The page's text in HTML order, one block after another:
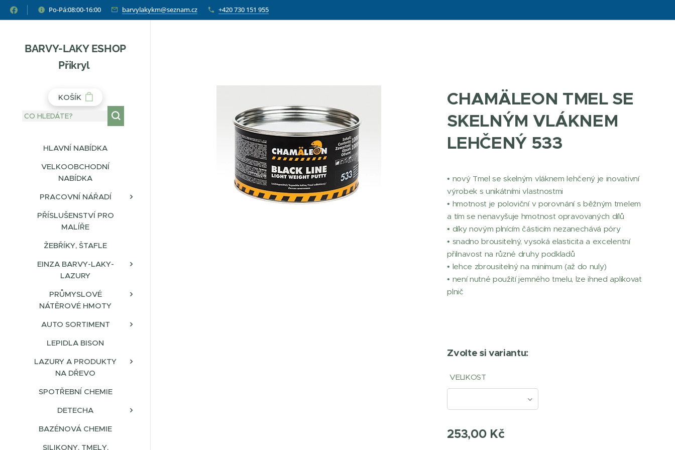
Po-Pá:08:00-16:00 barvylakykm@seznam.cz +420 730 151 955
BARVY-LAKY ESHOP
Přikryl
KOŠÍK
HLAVNÍ NABÍDKA
VELKOOBCHODNÍ
NABÍDKA
PRACOVNÍ NÁŘADÍ
PŘÍSLUŠENSTVÍ PRO
MALÍŘE
ŽEBŘÍKY, ŠTAFLE
EINZA BARVY-LAKY-
LAZURY
PRŮMYSLOVÉ
NÁTĚROVÉ HMOTY
AUTO SORTIMENT
LEPIDLA BISON
LAZURY A PRODUKTY
NA DŘEVO
SPOTŘEBNÍ CHEMIE
DETECHA
BAZÉNOVÁ CHEMIE
SILIKONY, TMELY,
CHAMÄLEON TMEL SE
SKELNÝM VLÁKNEM
LEHČENÝ 533
• nový Tmel se skelným vláknem lehčený je inovativní
výrobek s unikátními vlastnostmi
• hmotnost je poloviční v porovnání s běžným tmelem
a tím se nenavyšuje hmotnost opravovaných dílů
• díky novým plnícím částicím nezanechává póry
• snadno brousitelný, vysoká elasticita a excelentní
přilnavost na různé druhy podkladů
• lehce zbrousitelný na minimum (až do nuly)
• není nutné použití jemného tmelu, lze ihned aplikovat
plnič
Zvolte si variantu:
VELIKOST
253,00Kč